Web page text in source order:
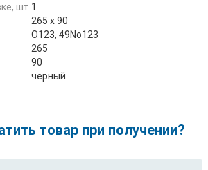
шт 1
265 х 90
O123, 49No123
265
90
черный
товар при получении?